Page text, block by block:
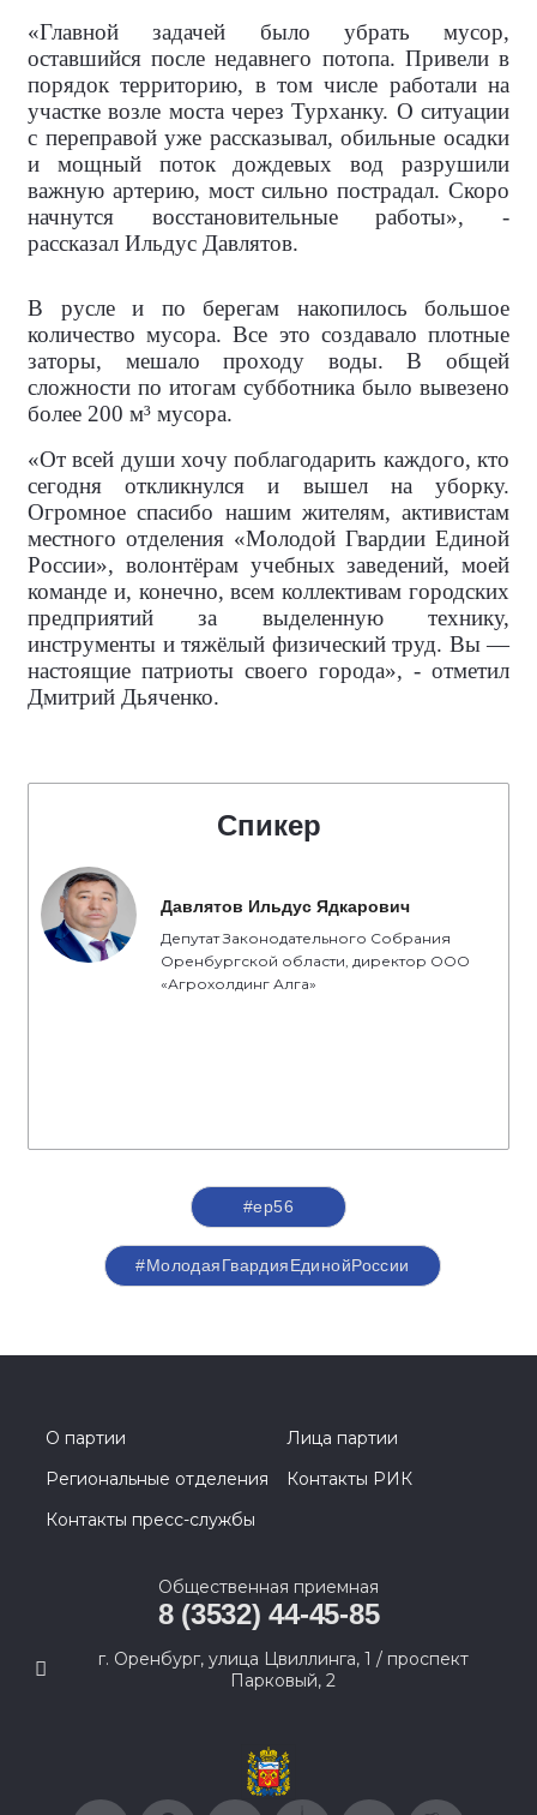
«Главной задачей было убрать мусор,
оставшийся после недавнего потопа. Привели в
порядок территорию, в том числе работали на
участке возле моста через Турханку. О ситуации
с переправой уже рассказывал, обильные осадки
и мощный поток дождевых вод разрушили
важную артерию, мост сильно пострадал. Скоро
начнутся восстановительные работы», -
рассказал Ильдус Давлятов.
В русле и по берегам накопилось большое
количество мусора. Все это создавало плотные
заторы, мешало проходу воды. В общей
сложности по итогам субботника было вывезено
более 200 м³ мусора.
«От всей души хочу поблагодарить каждого, кто
сегодня откликнулся и вышел на уборку.
Огромное спасибо нашим жителям, активистам
местного отделения «Молодой Гвардии Единой
России», волонтёрам учебных заведений, моей
команде и, конечно, всем коллективам городских
предприятий за выделенную технику,
инструменты и тяжёлый физический труд. Вы —
настоящие патриоты своего города», - отметил
Дмитрий Дьяченко.
Спикер
Давлятов Ильдус Ядкарович
Депутат Законодательного Собрания
Оренбургской области, директор ООО
«Агрохолдинг Алга»
#ер56
#МолодаяГвардияЕдинойРоссии
О партии
Лица партии
Региональные отделения
Контакты РИК
Контакты пресс-службы
Общественная приемная
8 (3532) 44-45-85
г. Оренбург, улица Цвиллинга, 1 / проспект
Парковый, 2